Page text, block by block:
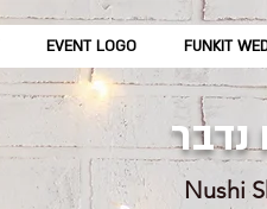
FUNKIT
EVENT LOGO
נדבר
Nushi